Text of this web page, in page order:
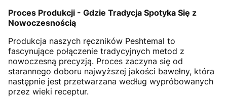
Proces Produkcji - Gdzie Tradycja Spotyka Się z
Nowoczesnością
Produkcja naszych ręczników Peshtemal to
fascynujące połączenie tradycyjnych metod z
nowoczesną precyzją. Proces zaczyna się od
starannego doboru najwyższej jakości bawełny, która
następnie jest przetwarzana według wypróbowanych
przez wieki receptur.